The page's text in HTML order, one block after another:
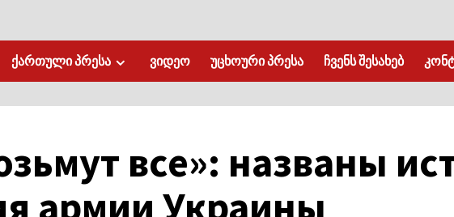
ქართული პრესა ვიდეო უცხოური პრესა ჩვენს შესახებ
все»: названы
армии Украины